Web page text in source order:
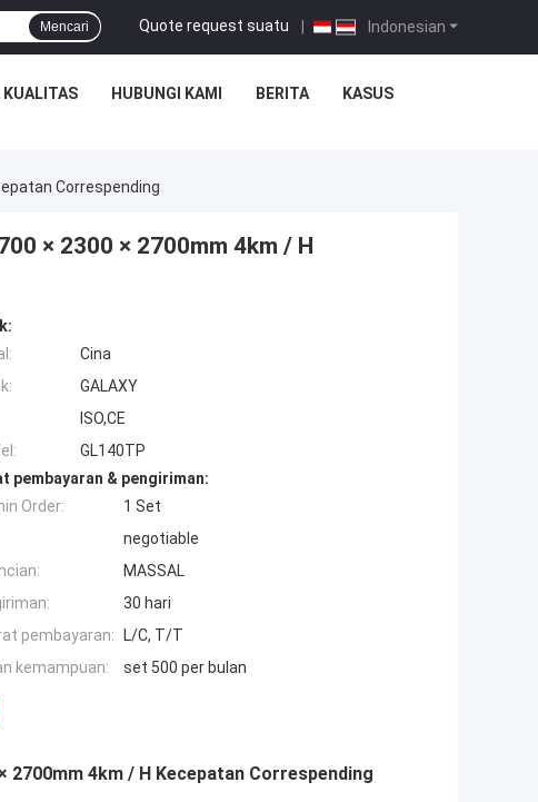
Indonesian
Quote request suatu |
Mencari
KUALITAS HUBUNGI KAMI BERITA KASUS
Correspending
× 2300 × 2700mm 4km / H
Cina
GALAXY
ISO,CE
GL140TP
pembayaran & pengiriman:
Order:
1 Set
negotiable
MASSAL
30 hari
pembayaran:
L/C, T/T
kemampuan:
set 500 per bulan
2700mm 4km / H Kecepatan Correspending